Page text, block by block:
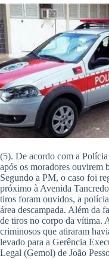
(5). De acordo com a
após os moradores ouvirem
Segundo a PM, o caso foi
próximo à Avenida
tiros foram ouvidos, a
área descampada. Além da
de tiros no corpo da vítima.
criminosos que atiraram
levado para a Gerência
Legal (Gemol) de João